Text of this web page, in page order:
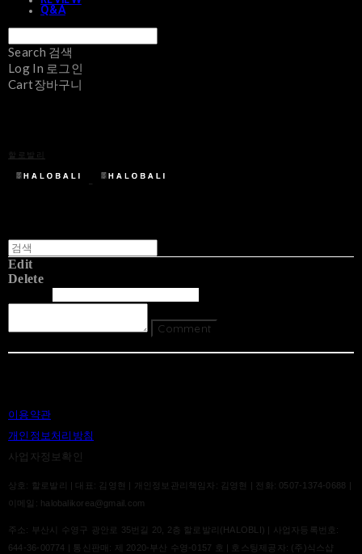
Q&A
Search 검색
Log In 로그인
Cart장바구니
할로발리
Edit
Delete
Comment
이용약관
개인정보처리방침
사업자정보확인
상호: 할로발리 | 대표: 김영현 | 개인정보관리책임자: 김영현 | 전화: 0507-1374-0688 |
이메일: halobalikorea@gmail.com
주소: 부산시 수영구 광안로 35번길 20, 2층 할로발리(HALOBLI) | 사업자등록번호:
644-36-00774 | 통신판매: 제 2020-부산 수영-0157 호 | 호스팅제공자: (주)식스샵